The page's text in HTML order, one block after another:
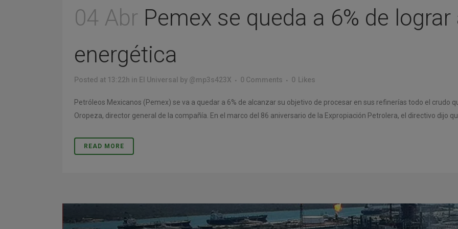
04 Abr Pemex se queda a 6% de
energética
Posted at 13:22h in El Universal by @mp3s423X 0 Comments 0 Likes
Petróleos Mexicanos (Pemex) se va a quedar a 6% de alcanzar su objetivo de procesar en sus refinerías todo el crudo
Oropeza, director general de la compañía. En el marco del 86 aniversario de la Expropiación Petrolera, el directivo dijo
READ MORE